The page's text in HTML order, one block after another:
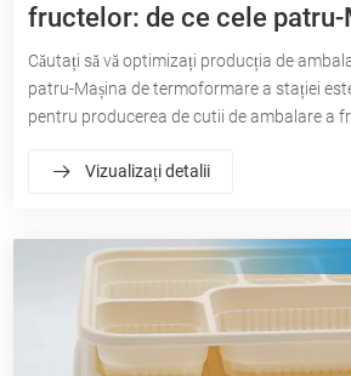
fructelor: de ce cele patru-
termoformare a stației este
top
Căutați să vă optimizați producția de
patru-Mașina de termoformare a stației
pentru producerea de cutii de ambalare a
soluție pentru eficiență, ridicată-Producție
Vizualizați detalii